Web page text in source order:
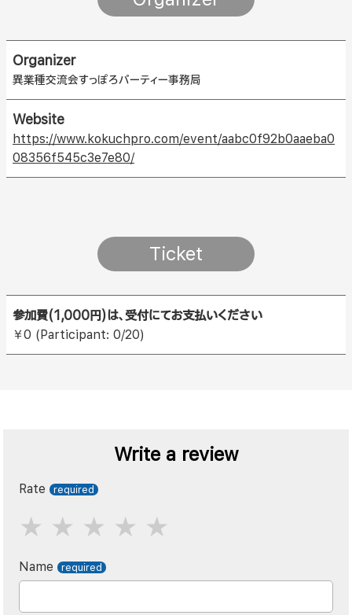
Organizer
異業種交流会すっぽろパーティー事務局
Website
https://www.kokuchpro.com/event/aabc0f92b0aaeba0
08356f545c3e7e80/
Ticket
参加費(1,000円)は、受付にてお支払いください
￥0 (Participant: 0/20)
Write a review
Rate
Name